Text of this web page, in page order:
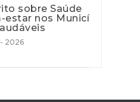
sobre Saúde
estar nos Municí
2026